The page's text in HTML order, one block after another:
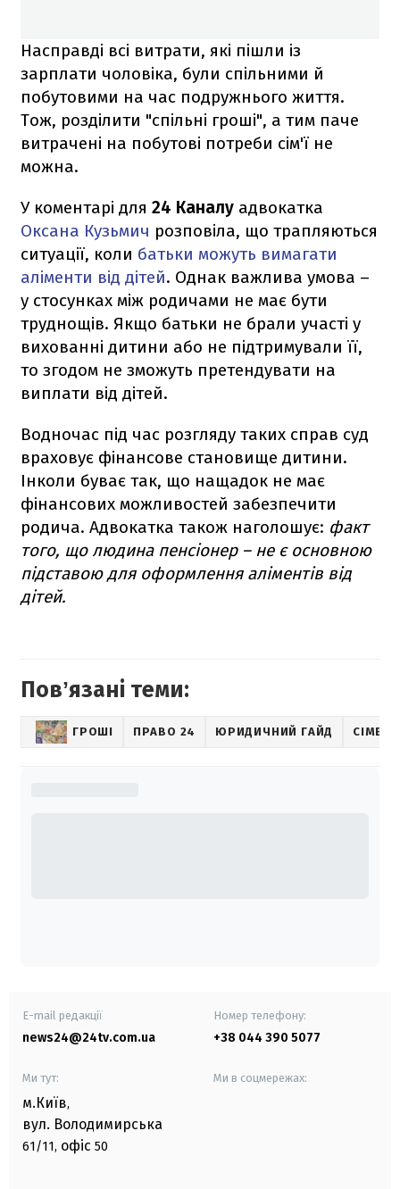
Насправді всі витрати, які пішли із
зарплати чоловіка, були спільними й
побутовими на час подружнього життя.
Тож, розділити "спільні гроші", а тим паче
витрачені на побутові потреби сім'ї не
можна.
У коментарі для 24 Каналу адвокатка
Оксана Кузьмич розповіла, що трапляються
ситуації, коли батьки можуть вимагати
аліменти від дітей. Однак важлива умова –
у стосунках між родичами не має бути
труднощів. Якщо батьки не брали участі у
вихованні дитини або не підтримували її,
то згодом не зможуть претендувати на
виплати від дітей.
Водночас під час розгляду таких справ суд
враховує фінансове становище дитини.
Інколи буває так, що нащадок не має
фінансових можливостей забезпечити
родича. Адвокатка також наголошує: факт
того, що людина пенсіонер – не є основною
підставою для оформлення аліментів від
дітей.
Повʼязані теми:
ГРОШІ ПРАВО 24 ЮРИДИЧНИЙ ГАЙД
E-mail редакції
news24@24tv.com.ua
Номер телефону:
+38 044 390 5077
Ми тут:
м.Київ,
вул. Володимирська
61/11, офіс 50
Ми в соцмережах: